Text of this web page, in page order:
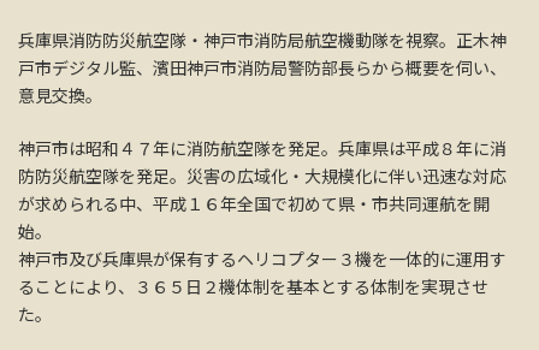
兵庫県消防防災航空隊・神戸市消防局航空機動隊を視察。正木神
戸市デジタル監、濱田神戸市消防局警防部長らから概要を伺い、
意見交換。
神戸市は昭和４７年に消防航空隊を発足。兵庫県は平成８年に消
防防災航空隊を発足。災害の広域化・大規模化に伴い迅速な対応
が求められる中、平成１６年全国で初めて県・市共同運航を開
始。
神戸市及び兵庫県が保有するヘリコプター３機を一体的に運用す
ることにより、３６５日２機体制を基本とする体制を実現させ
た。